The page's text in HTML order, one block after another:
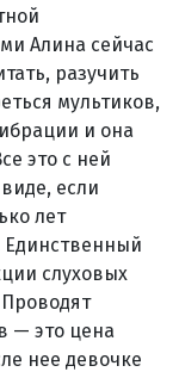
Алина сейчас
разучить
мультиков,
и она
это с ней
если
лет
слуховых
— это цена
нее девочке